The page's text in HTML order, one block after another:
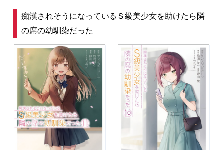
痴漢されそうになっているＳ級美少女を助けたら隣
の席の幼馴染だった